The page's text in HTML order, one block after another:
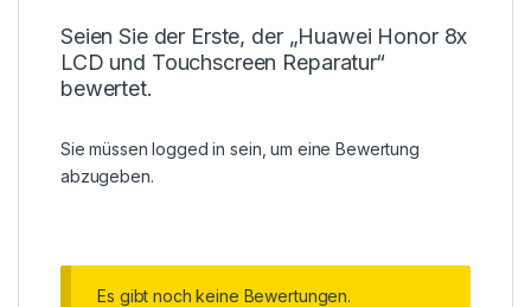
Seien Sie der Erste, der „Huawei Honor 8x
LCD und Touchscreen Reparatur“
bewertet.
Sie müssenlogged in sein, um eine Bewertung
abzugeben.
Es gibt noch keine Bewertungen.